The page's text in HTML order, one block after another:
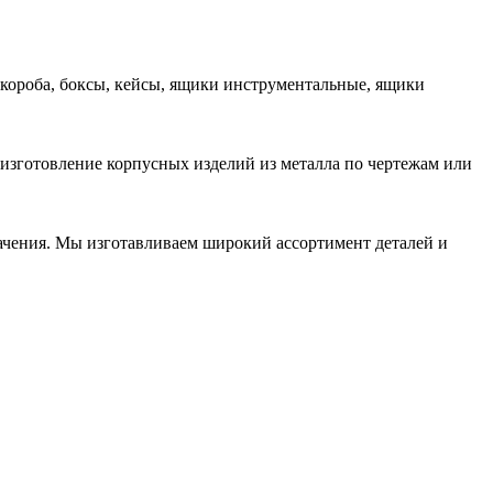
боксы, кейсы, ящики инструментальные, ящики
корпусных изделий из металла по чертежам или
Мы изготавливаем широкий ассортимент деталей и